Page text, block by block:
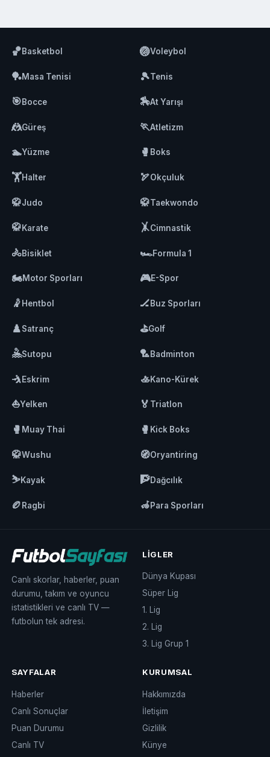
🏀Basketbol 🏐Voleybol
🏓Masa Tenisi 🎾Tenis
🎯Bocce 🏇At Yarışı
🤼Güreş 🏃Atletizm
🏊Yüzme 🥊 Boks
🏋️Halter 🏹Okçuluk
🥋Judo 🥋Taekwondo
🥋Karate 🤸Cimnastik
🚴Bisiklet 🏎️Formula 1
🏍️Motor Sporları 🎮E-Spor
🤾 Hentbol 🏒Buz Sporları
♟️Satranç ⛳Golf
🤽Sutopu 🏸Badminton
🤺Eskrim 🚣Kano-Kürek
⛵Yelken 🏅 Triatlon
🥊 Muay Thai 🥊 Kick Boks
🥋Wushu 🧭Oryantiring
⛷️Kayak 🧗Dağcılık
🏉 Ragbi 🦽Para Sporları
Canlı skorlar, haberler, puan
durumu, takım ve oyuncu
istatistikleri ve canlı TV —
futbolun tek adresi.
LIGLER
Dünya Kupası
Süper Lig
1. Lig
2. Lig
3. Lig Grup 1
SAYFALAR
Haberler
Canlı Sonuçlar
Puan Durumu
Canlı TV
KURUMSAL
Hakkımızda
İletişim
Gizlilik
Künye